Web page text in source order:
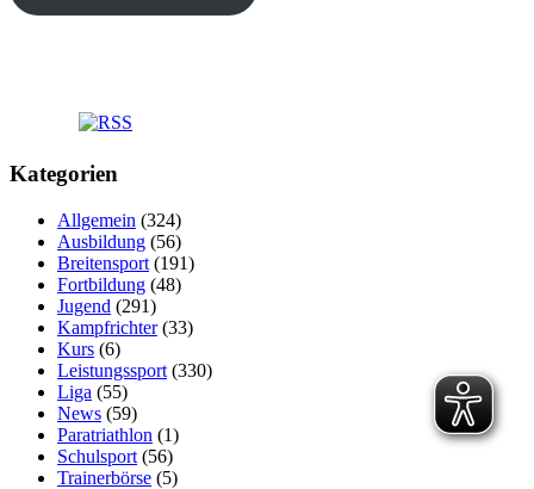
Kategorien
Allgemein (324)
Ausbildung (56)
Breitensport (191)
Fortbildung (48)
Jugend (291)
Kampfrichter(33)
Kurs (6)
Leistungssport (330)
Liga (55)
News (59)
Paratriathlon (1)
Schulsport (56)
Trainerbörse (5)